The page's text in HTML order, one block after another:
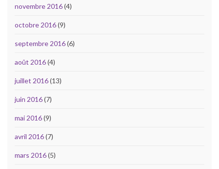
novembre 2016(4)
octobre 2016(9)
septembre 2016(6)
août 2016(4)
juillet 2016(13)
juin 2016(7)
mai 2016(9)
avril 2016(7)
mars 2016(5)